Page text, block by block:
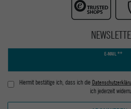
E-MAIL **
Hiermit bestätige ich, dass ich die
ich jederzeit